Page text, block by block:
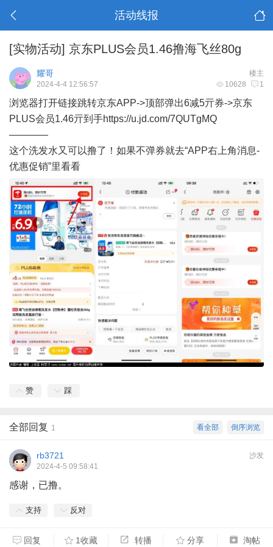
活动线报
[实物活动] 京东PLUS会员1.46撸海飞丝80g
楼主
耀哥
10628 1
2024-4-4 12:56:57
浏览器打开链接跳转京东APP->顶部弹出6减5亓券->京东
PLUS会员1.46亓到手https://u.jd.com/7QUTgMQ
————
这个洗发水又可以撸了！如果不弹券就去“APP右上角消息-
优惠促销”里看看
赞 踩
倒序浏览
看全部
全部回复 1
沙发
rb3721
2024-4-5 09:58:41
感谢，已撸。
支持 反对
回复 1收藏 转播 分享 淘帖